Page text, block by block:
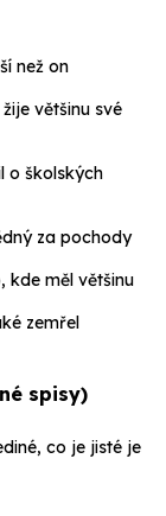
než on
většinu své
o školských
za pochody
kde měl většinu
zemřel
spisy)
co je jisté je